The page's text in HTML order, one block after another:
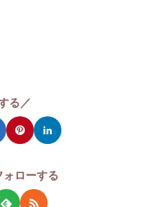
る／
ォローする